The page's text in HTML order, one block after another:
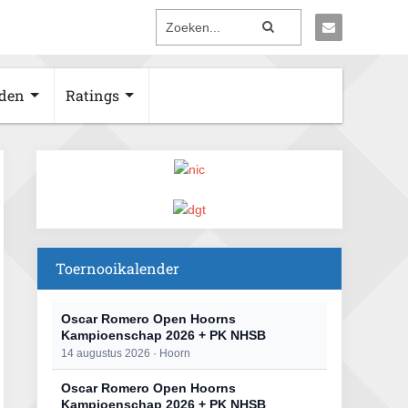
Ratings
Toernooikalender
Oscar Romero Open Hoorns
Kampioenschap 2026 + PK NHSB
14 augustus 2026 · Hoorn
Oscar Romero Open Hoorns
Kampioenschap 2026 + PK NHSB